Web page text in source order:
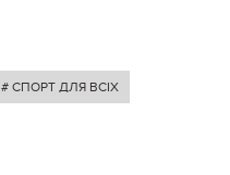
# СПОРТ ДЛЯ ВСІХ